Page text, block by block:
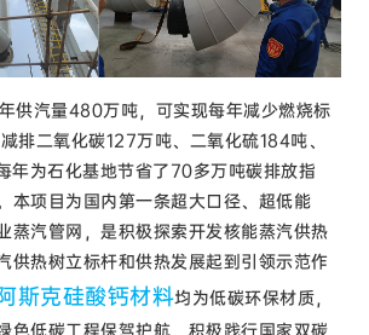
汽量480万吨，可实现每年减少燃烧标
排二氧化碳127万吨、二氧化硫184吨、
年为石化基地节省了70多万吨碳排放指
本项目为国内第一条超大口径、超低能
蒸汽管网，是积极探索开发核能蒸汽供热
供热树立标杆和供热发展起到引领示范作
斯克硅酸钙材料均为低碳环保材质，
色低碳工程保驾护航，积极践行国家双碳